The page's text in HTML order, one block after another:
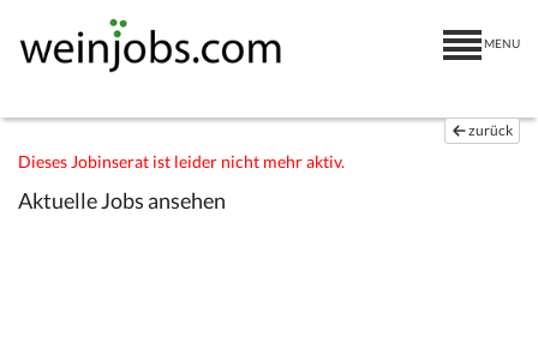
MENU
zurück
Dieses Jobinserat ist leider nicht mehr aktiv.
Aktuelle Jobs ansehen